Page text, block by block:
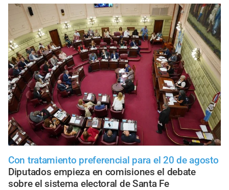
Con tratamiento preferencial para el 20 de agosto
Diputados empieza en comisiones el debate
sobre el sistema electoral de Santa Fe